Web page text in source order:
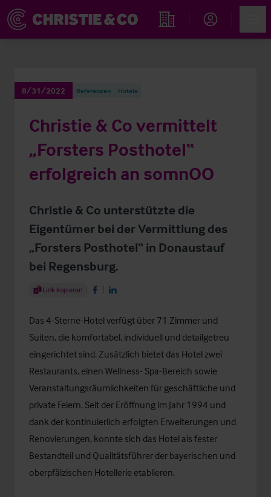
Immobiliensuche
8/31/2022 Referenzen Hotels
Christie & Co vermittelt
„Forsters Posthotel“
erfolgreich an somnOO
Christie & Co unterstützte die
Eigentümer bei der Vermittlung des
„Forsters Posthotel“ in Donaustauf
bei Regensburg.
Share Article
Link kopieren Share on Facebook
Share on LinkedIn
Das 4-Sterne-Hotel verfügt über 71 Zimmer und
Suiten, die komfortabel, individuell und detailgetreu
eingerichtet sind. Zusätzlich bietet das Hotel zwei
Restaurants, einen Wellness- Spa-Bereich sowie
Veranstaltungsräumlichkeiten für geschäftliche und
private Feiern. Seit der Eröffnung im Jahr 1994 und
dank der kontinuierlich erfolgten Erweiterungen und
Renovierungen, konnte sich das Hotel als fester
Bestandteil und Qualitätsführer der bayerischen und
oberpfälzischen Hotellerie etablieren.